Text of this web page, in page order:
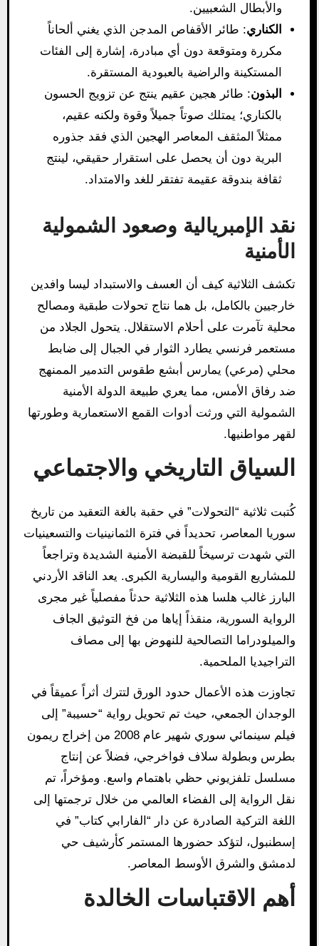
والأبطال الشعبيين.
الكناري: طائر الأقفاص المدجن الذي يغني ألحاناً
مكررة ومتوقعة دون أي مبادرة، إشارة إلى الفئات
المستكينة والراضية بالعبودية المستقرة.
البذون: طائر هجين عقيم ينتج عن تزويج الحسون
بالكناري؛ يمتلك صوتاً جميلاً وقوة ولكنه عقيم،
ممثلاً المثقف المعاصر الهجين الذي فقد جذوره
البرية دون أن يحصل على استقرار حقيقي، لينتج
ثقافة بندوقة عقيمة تفتقر للغد والامتداد.
نقد الإمبريالية وصعود الشمولية
الأمنية
تكشف الثلاثية كيف أن العسف والاستبداد ليسا وافدين
خارجيين بالكامل، بل هما نتاج تحولات طبقية ومصالح
محلية تآمرت على أحلام الاستقلال. يتحول الجلاد من
مستعمر فرنسي يطارد الثوار في الجبال إلى ضابط
محلي (مرعي) يمارس أبشع طقوس التدمير الممنهج
ضد رفاق الأمس، مما يعري طبيعة الدولة الأمنية
الشمولية التي ورثت أدوات القمع الاستعمارية وطورتها
لقهر مواطنيها.
السياق التاريخي والاجتماعي
كُتبت ثلاثية “التحولات” في حقبة بالغة التعقيد من تاريخ
سوريا المعاصر، تحديداً في فترة الثمانينيات والتسعينيات
التي شهدت ترسيخاً للقبضة الأمنية الشديدة وتراجعاً
للمشاريع القومية واليسارية الكبرى. يعد الناقد الأردني
البارز غالب هلسا هذه الثلاثية حدثاً مفصلياً غير مجرى
الرواية السورية، منقذاً إياها من فخ التوثيق الجاف
والميلودراما التصالحية للنهوض بها إلى مصاف
التراجيديا الملحمية.
تجاوزت هذه الأعمال حدود الورق لتترك أثراً عميقاً في
الوجدان الجمعي، حيث تم تحويل رواية “حسيبة” إلى
فيلم سينمائي سوري شهير عام 2008 من إخراج ريمون
بطرس وبطولة سلاف فواخرجي، فضلاً عن إنتاج
مسلسل تلفزيوني حظي باهتمام واسع. ومؤخراً، تم
نقل الرواية إلى الفضاء العالمي من خلال ترجمتها إلى
اللغة التركية الصادرة عن دار “الفارابي كتاب” في
إسطنبول، لتؤكد حضورها المستمر كأرشيف حي
لدمشق والشرق الأوسط المعاصر.
أهم الاقتباسات الخالدة